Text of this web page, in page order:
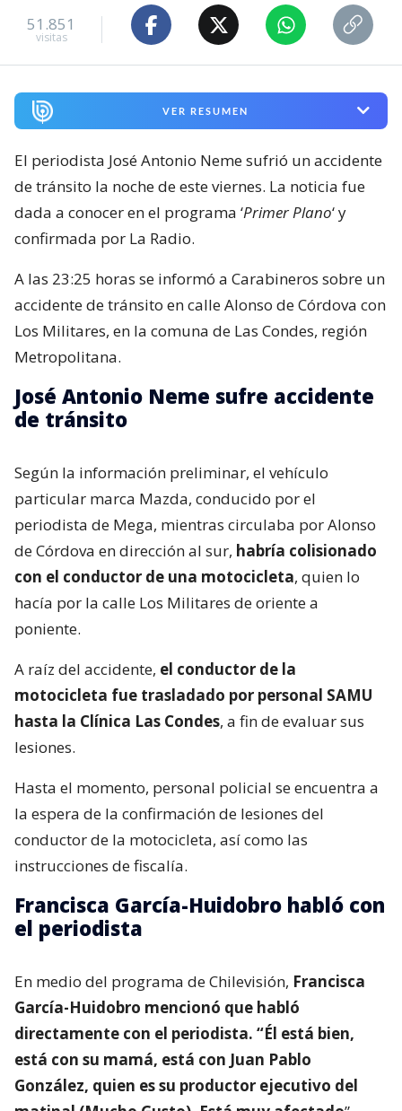
51.851
visitas
VER RESUMEN
El periodista José Antonio Neme sufrió un accidente
de tránsito la noche de este viernes. La noticia fue
dada a conocer en el programa ‘Primer Plano‘ y
confirmada por La Radio.
A las 23:25 horas se informó a Carabineros sobre un
accidente de tránsito en calle Alonso de Córdova con
Los Militares, en la comuna de Las Condes, región
Metropolitana.
José Antonio Neme sufre accidente
de tránsito
Según la información preliminar, el vehículo
particular marca Mazda, conducido por el
periodista de Mega, mientras circulaba por Alonso
de Córdova en dirección al sur, habría colisionado
con el conductor de una motocicleta, quien lo
hacía por la calle Los Militares de oriente a
poniente.
A raíz del accidente, el conductor de la
motocicleta fue trasladado por personal SAMU
hasta la Clínica Las Condes, a fin de evaluar sus
lesiones.
Hasta el momento, personal policial se encuentra a
la espera de la confirmación de lesiones del
conductor de la motocicleta, así como las
instrucciones de fiscalía.
Francisca García-Huidobro habló con
el periodista
En medio del programa de Chilevisión, Francisca
García-Huidobro mencionó que habló
directamente con el periodista. “Él está bien,
está con su mamá, está con Juan Pablo
González, quien es su productor ejecutivo del